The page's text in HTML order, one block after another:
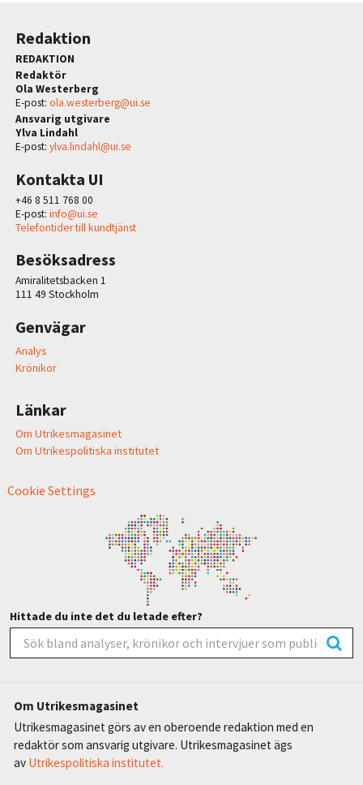
Redaktion
REDAKTION
Redaktör
Ola Westerberg
E-post: ola.westerberg@ui.se
Ansvarig utgivare
Ylva Lindahl
E-post: ylva.lindahl@ui.se
Kontakta UI
+46 8 511 768 00
E-post: info@ui.se
Telefontider till kundtjänst
Besöksadress
Amiralitetsbacken 1
111 49 Stockholm
Genvägar
Analys
Krönikor
Länkar
Om Utrikesmagasinet
Om Utrikespolitiska institutet
Cookie Settings
Hittade du inte det du letade efter?
Om Utrikesmagasinet
Utrikesmagasinet görs av en oberoende redaktion med en
redaktör som ansvarig utgivare. Utrikesmagasinet ägs
av Utrikespolitiska institutet.